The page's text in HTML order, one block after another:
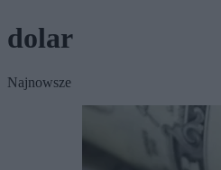
dolar
Najnowsze